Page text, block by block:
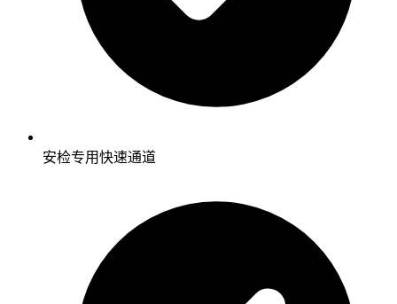
安检专用快速通道